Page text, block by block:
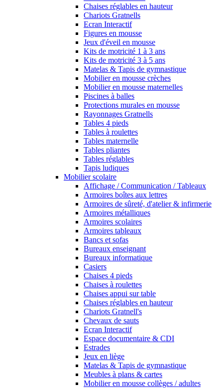
Chaises réglables en hauteur
Chariots Gratnells
Ecran Interactif
Figures en mousse
Jeux d'éveil en mousse
Kits de motricité 1 à 3 ans
Kits de motricité 3 à 5 ans
Matelas & Tapis de gymnastique
Mobilier en mousse crèches
Mobilier en mousse maternelles
Piscines à balles
Protections murales en mousse
Rayonnages Gratnells
Tables 4 pieds
Tables à roulettes
Tables maternelle
Tables pliantes
Tables réglables
Tapis ludiques
Mobilier scolaire
Affichage / Communication / Tableaux
Armoires boîtes aux lettres
Armoires de sûreté, d'atelier & infirmerie
Armoires métalliques
Armoires scolaires
Armoires tableaux
Bancs et sofas
Bureaux enseignant
Bureaux informatique
Casiers
Chaises 4 pieds
Chaises à roulettes
Chaises appui sur table
Chaises réglables en hauteur
Chariots Gratnell's
Chevaux de sauts
Ecran Interactif
Espace documentaire & CDI
Estrades
Jeux en liège
Matelas & Tapis de gymnastique
Meubles à plans & cartes
Mobilier en mousse collèges / adultes